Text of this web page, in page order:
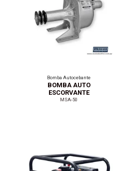
Bomba Autocebante
BOMBA AUTO
ESCORVANTE
2"MANCAL. 25.000L
MSA-50